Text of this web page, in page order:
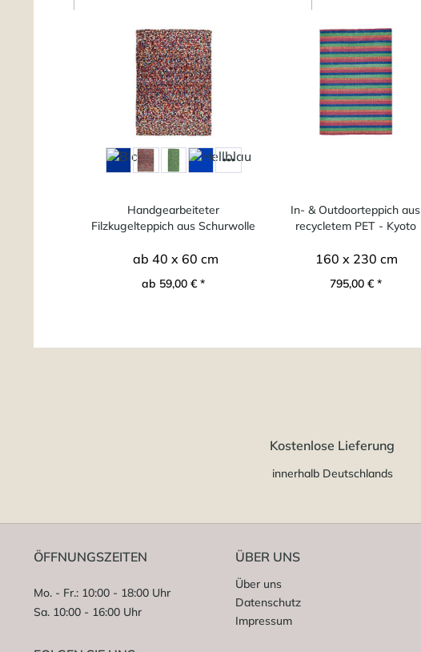
Handgearbeiteter
Filzkugelteppich aus Schurwolle
ab 40 x 60 cm
ab 59,00 € *
In- & Outdoorteppich aus
recycletem PET - Kyoto
160 x 230 cm
795,00 € *
Kostenlose Lieferung
innerhalb Deutschlands
ÖFFNUNGSZEITEN
Mo. - Fr.: 10:00 - 18:00 Uhr
Sa. 10:00 - 16:00 Uhr
ÜBER UNS
Über uns
Datenschutz
Impressum